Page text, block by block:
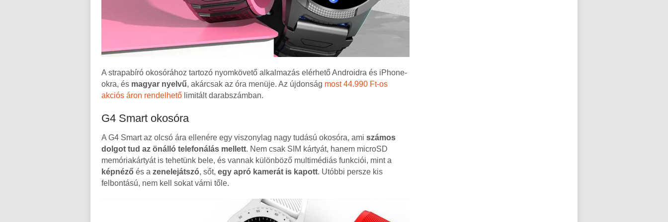
A strapabíró okosórához tartozó nyomkövető alkalmazás elérhető Androidra és iPhone-
okra, és magyar nyelvű, akárcsak az óra menüje. Az újdonság most 44.990 Ft-os
akciós áron rendelhetőlimitált darabszámban.
G4 Smart okosóra
A G4 Smart az olcsó ára ellenére egy viszonylag nagy tudású okosóra, ami számos
dolgot tud az önálló telefonálás mellett. Nem csak SIM kártyát, hanem microSD
memóriakártyát is tehetünk bele, és vannak különböző multimédiás funkciói, mint a
képnézőés a zenelejátszó, sőt, egy apró kamerát is kapott. Utóbbi persze kis
felbontású, nem kell sokat várni tőle.